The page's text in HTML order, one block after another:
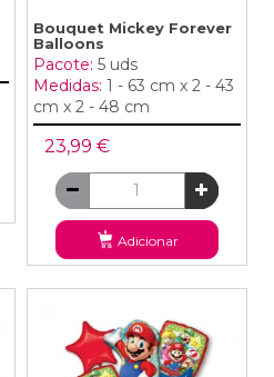
Bouquet Mickey Forever
Balloons
Pacote: 5 uds
Medidas: 1 - 63 cm x 2 - 43
cm x 2 - 48 cm
23,99 €
Adicionar